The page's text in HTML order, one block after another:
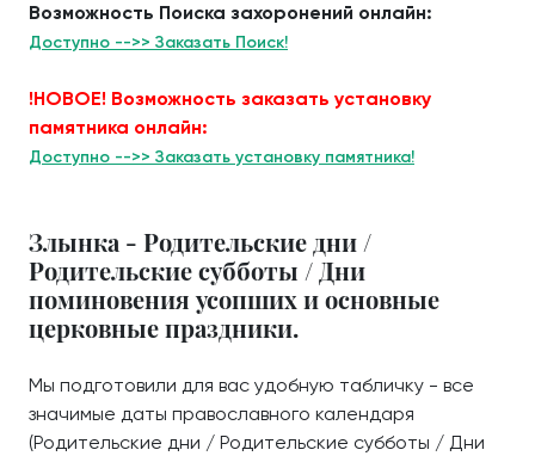
Возможность Поиска захоронений онлайн:
Доступно -->> Заказать Поиск!
!НОВОЕ! Возможность заказать установку
памятника онлайн:
Доступно -->> Заказать установку памятника!
Злынка - Родительские дни /
Родительские субботы / Дни
поминовения усопших и основные
церковные праздники.
Мы подготовили для вас удобную табличку - все
значимые даты православного календаря
(Родительские дни / Родительские субботы / Дни